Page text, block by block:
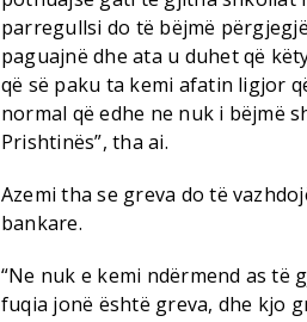
parregullsi do të bëjmë
paguajnë dhe ata u duhet që
që së paku ta kemi afatin ligjor
normal që edhe ne nuk i bëjmë
Prishtinës”, tha ai.
Azemi tha se greva do të
bankare.
“Ne nuk e kemi ndërmend as të
fuqia jonë është greva, dhe kjo